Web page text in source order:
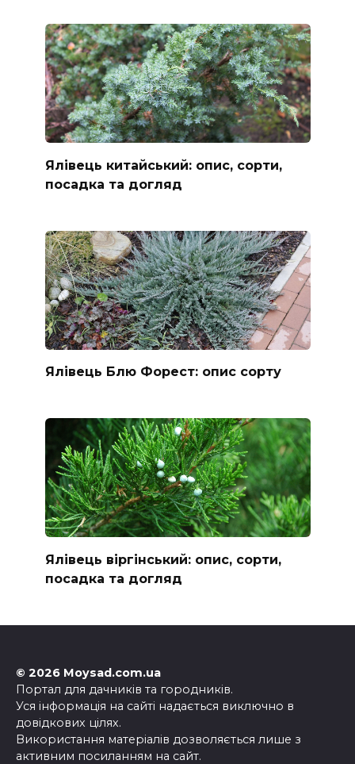
Ялівець китайський: опис, сорти,
посадка та догляд
Ялівець Блю Форест: опис сорту
Ялівець віргінський: опис, сорти,
посадка та догляд
© 2026 Moysad.com.ua
Портал для дачників та городників.
Уся інформація на сайті надається виключно в
довідкових цілях.
Використання матеріалів дозволяється лише з
активним посиланням на сайт.